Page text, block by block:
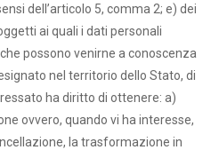
dell’articolo 5, comma 2; e) dei
ai quali i dati personali
possono venirne a conoscenza
nel territorio dello Stato, di
ha diritto di ottenere: a)
ovvero, quando vi ha interesse,
la trasformazione in